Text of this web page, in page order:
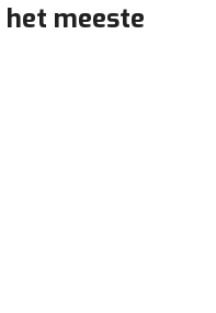
meeste